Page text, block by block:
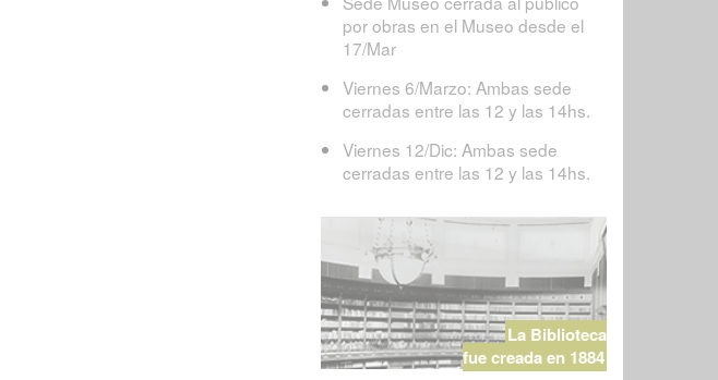
por obras en el Museo desde el
17/Mar
Viernes 6/Marzo: Ambas sede
cerradas entre las 12 y las 14hs.
Viernes 12/Dic: Ambas sede
cerradas entre las 12 y las 14hs.
La Biblioteca
fue creada en 1884